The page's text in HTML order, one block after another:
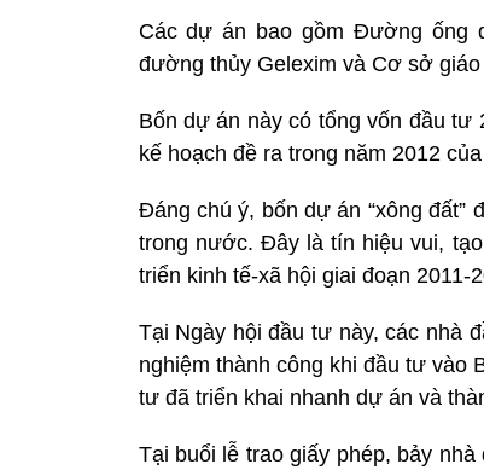
Các dự án bao gồm Đường ống
đường thủy Gelexim và Cơ sở
Bốn dự án này có tổng vốn đầu tư
kế hoạch đề ra trong năm 2012
Đáng chú ý, bốn dự án “xông đất”
trong nước. Đây là tín hiệu vui,
triển kinh tế-xã hội giai đoạn 2011-
Tại Ngày hội đầu tư này, các nhà
nghiệm thành công khi đầu tư vào
tư đã triển khai nhanh dự án và
Tại buổi lễ trao giấy phép, bảy